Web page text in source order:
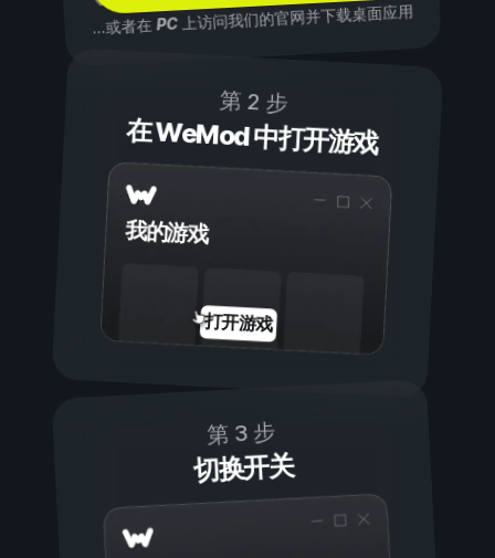
...或者在PC上访问我们的官网并下载桌面应用
第 2 步
在 WeMod 中打开游戏
我的游戏
打开游戏
第 3 步
切换开关